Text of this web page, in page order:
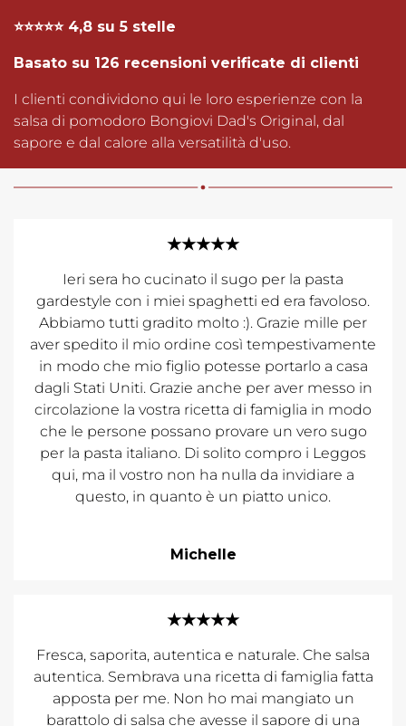
⭐⭐⭐⭐⭐ 4,8 su 5 stelle
Basato su 126 recensioni verificate di clienti
I clienti condividono qui le loro esperienze con la
salsa di pomodoro Bongiovi Dad's Original, dal
sapore e dal calore alla versatilità d'uso.
★★★★★
Ieri sera ho cucinato il sugo per la pasta
gardestyle con i miei spaghetti ed era favoloso.
Abbiamo tutti gradito molto :). Grazie mille per
aver spedito il mio ordine così tempestivamente
in modo che mio figlio potesse portarlo a casa
dagli Stati Uniti. Grazie anche per aver messo in
circolazione la vostra ricetta di famiglia in modo
che le persone possano provare un vero sugo
per la pasta italiano. Di solito compro i Leggos
qui, ma il vostro non ha nulla da invidiare a
questo, in quanto è un piatto unico.
Michelle
★★★★★
Fresca, saporita, autentica e naturale. Che salsa
autentica. Sembrava una ricetta di famiglia fatta
apposta per me. Non ho mai mangiato un
barattolo di salsa che avesse il sapore di una